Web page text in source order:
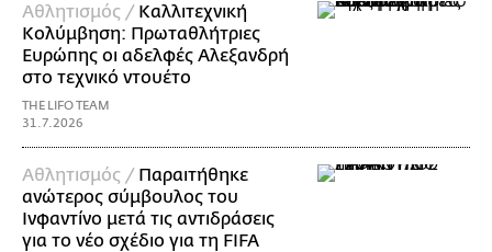
Αθλητισμός / Καλλιτεχνική
Κολύμβηση: Πρωταθλήτριες
Ευρώπης οι αδελφές Αλεξανδρή
στο τεχνικό ντουέτο
THE LIFO TEAM
31.7.2026
Αθλητισμός / Παραιτήθηκε
ανώτερος σύμβουλος του
Ινφαντίνο μετά τις αντιδράσεις
για το νέο σχέδιο για τη FIFA